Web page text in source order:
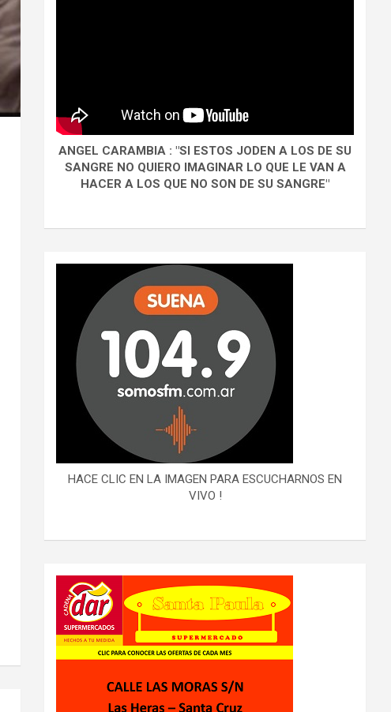
ANGEL CARAMBIA : "SI ESTOS JODEN A LOS DE SU
SANGRE NO QUIERO IMAGINAR LO QUE LE VAN A
HACER A LOS QUE NO SON DE SU SANGRE"
HACE CLIC EN LA IMAGEN PARA ESCUCHARNOS EN
VIVO !